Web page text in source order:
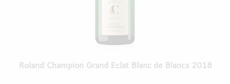
Roland Champion Grand Eclat Blanc de Blancs 2018